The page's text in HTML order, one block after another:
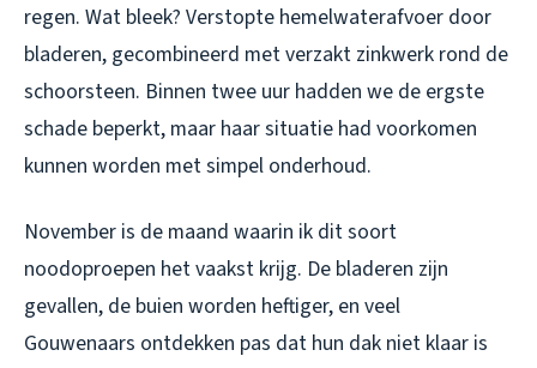
regen. Wat bleek? Verstopte hemelwaterafvoer door
bladeren, gecombineerd met verzakt zinkwerk rond de
schoorsteen. Binnen twee uur hadden we de ergste
schade beperkt, maar haar situatie had voorkomen
kunnen worden met simpel onderhoud.
November is de maand waarin ik dit soort
noodoproepen het vaakst krijg. De bladeren zijn
gevallen, de buien worden heftiger, en veel
Gouwenaars ontdekken pas dat hun dak niet klaar is